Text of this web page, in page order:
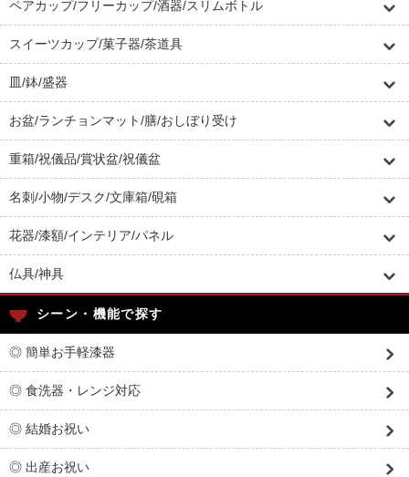
ペアカップ/フリーカップ/酒器/スリムボトル
スイーツカップ/菓子器/茶道具
皿/鉢/盛器
お盆/ランチョンマット/膳/おしぼり受け
重箱/祝儀品/賞状盆/祝儀盆
名刺/小物/デスク/文庫箱/硯箱
花器/漆額/インテリア/パネル
仏具/神具
シーン・機能で探す
◎ 簡単お手軽漆器
◎ 食洗器・レンジ対応
◎ 結婚お祝い
◎ 出産お祝い